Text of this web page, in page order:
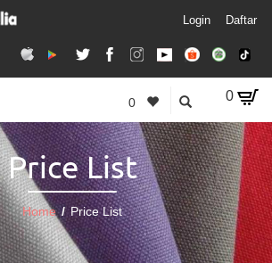
Login Daftar
0 0
Price List
Home / Price List